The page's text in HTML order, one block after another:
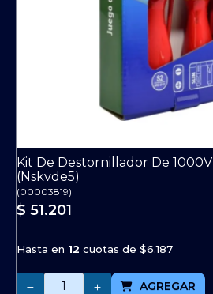
Kit De Destornillador De 1000V
(Nskvde5)
(00003819)
$ 51.201
Hasta en 12 cuotas de $6.187
AGREGAR